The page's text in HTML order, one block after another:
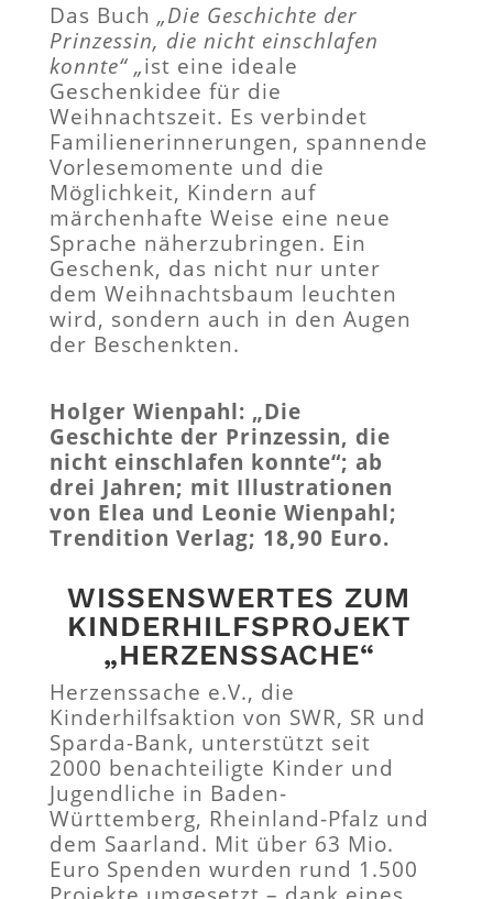
Das Buch „Die Geschichte der
Prinzessin, die nicht einschlafen
konnte“ „ist eine ideale
Geschenkidee für die
Weihnachtszeit. Es verbindet
Familienerinnerungen, spannende
Vorlesemomente und die
Möglichkeit, Kindern auf
märchenhafte Weise eine neue
Sprache näherzubringen. Ein
Geschenk, das nicht nur unter
dem Weihnachtsbaum leuchten
wird, sondern auch in den Augen
der Beschenkten.
Holger Wienpahl: „Die
Geschichte der Prinzessin, die
nicht einschlafen konnte“; ab
drei Jahren; mit Illustrationen
von Elea und Leonie Wienpahl;
Trendition Verlag; 18,90 Euro.
WISSENSWERTES ZUM
KINDERHILFSPROJEKT
„HERZENSSACHE“
Herzenssache e.V., die
Kinderhilfsaktion von SWR, SR und
Sparda-Bank, unterstützt seit
2000 benachteiligte Kinder und
Jugendliche in Baden-
Württemberg, Rheinland-Pfalz und
dem Saarland. Mit über 63 Mio.
Euro Spenden wurden rund 1.500